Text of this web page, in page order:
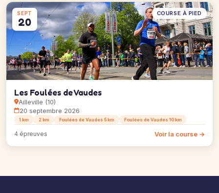
SEPT
20
COURSE À PIED
Les Foulées de Vaudes
Ailleville (10)
20 septembre 2026
1 km 2 km Foulées de Vaudes 5 km Foulées de Vaudes 10 km
4 épreuves Voir la course →